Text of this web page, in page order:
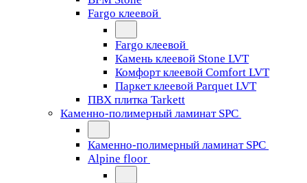
Fargo клеевой
Fargo клеевой
Камень клеевой Stone LVT
Комфорт клеевой Comfort LVT
Паркет клеевой Parquet LVT
ПВХ плитка Tarkett
Каменно-полимерный ламинат SPC
Каменно-полимерный ламинат SPC
Alpine floor